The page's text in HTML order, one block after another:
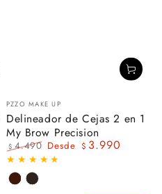
Vendedor:
PZZO MAKE UP
Delineador de Cejas 2 en 1
My Brow Precision
Precio
regular
$ 4.490
Precio
Desde $ 3.990
MOKKACOCOA